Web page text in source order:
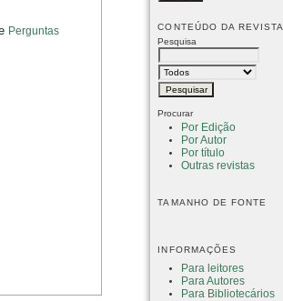
CONTEÚDO DA REVISTA
Pesquisa
Procurar
Por Edição
Por Autor
Por título
Outras revistas
TAMANHO DE FONTE
INFORMAÇÕES
Para leitores
Para Autores
Para Bibliotecários
Perguntas